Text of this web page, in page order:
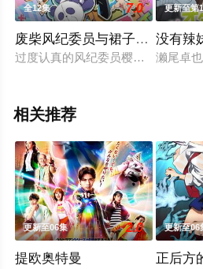
全12集 7.0
废柴风纪委员与裙子长度不合
过度认真的风纪委员樱大门每日的
更新至第
没有辣
濑尾卓
相关推荐
更新至06集 2.0
提欧奥特曼
更新至06
正后方